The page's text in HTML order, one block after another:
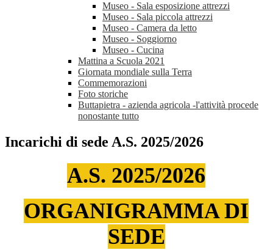
Museo - Sala esposizione attrezzi
Museo - Sala piccola attrezzi
Museo - Camera da letto
Museo - Soggiorno
Museo - Cucina
Mattina a Scuola 2021
Giornata mondiale sulla Terra
Commemorazioni
Foto storiche
Buttapietra - azienda agricola -l'attività procede
nonostante tutto
Incarichi di sede A.S. 2025/2026
A.S. 2025/2026
ORGANIGRAMMA DI
SEDE